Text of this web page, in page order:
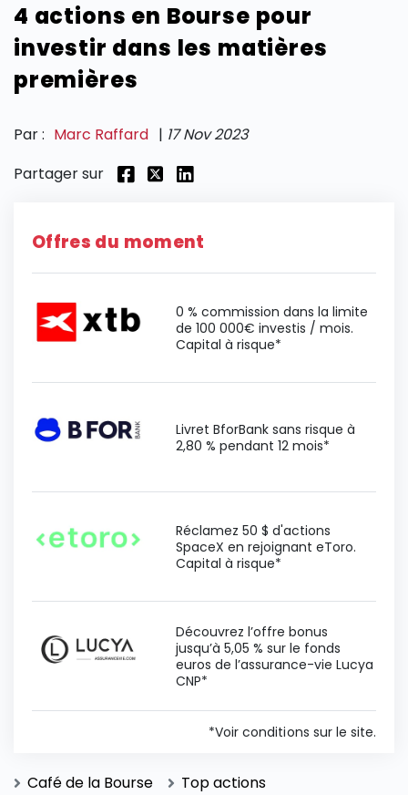
SECTIONS
4 actions en Bourse pour
investir dans les matières
premières
Par : Marc Raffard | 17 Nov 2023
Partager sur
Offres du moment
0 % commission dans la limite
de 100 000€ investis / mois.
Capital à risque*
Livret BforBank sans risque à
2,80 % pendant 12 mois*
Réclamez 50 $ d'actions
SpaceX en rejoignant eToro.
Capital à risque*
Découvrez l’offre bonus
jusqu’à 5,05 % sur le fonds
euros de l’assurance-vie Lucya
CNP*
*Voir conditions sur le site.
Café de la Bourse
Top actions